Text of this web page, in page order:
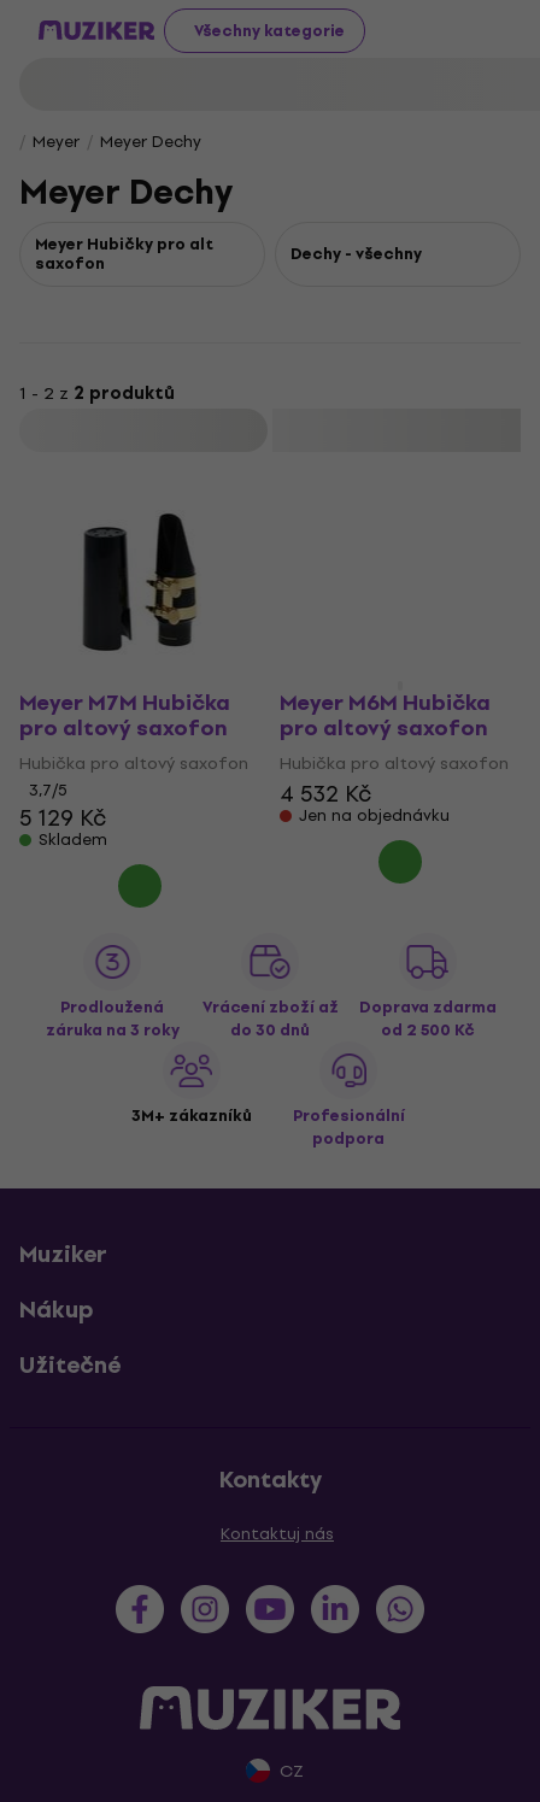
Všechny kategorie
Meyer Meyer Dechy
Meyer Dechy
Meyer Hubičky pro alt
saxofon Dechy - všechny
1 - 2 z 2 produktů
Meyer M7M Hubička
pro altový saxofon
Hubička pro altový saxofon
3,7/5
5 129 Kč
Skladem
Meyer M6M Hubička
pro altový saxofon
Hubička pro altový saxofon
4 532 Kč
Jen na objednávku
Prodloužená
záruka na 3 roky
Vrácení zboží až
do 30 dnů
Doprava zdarma
od 2 500 Kč
3M+ zákazníků
Profesionální
podpora
Muziker
Nákup
Užitečné
Kontakty
Kontaktuj nás
CZ